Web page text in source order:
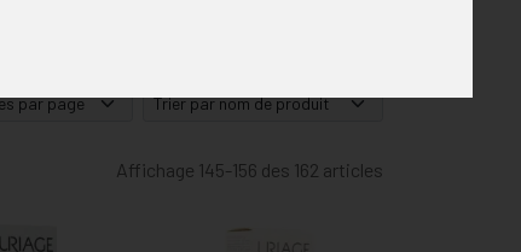
Affichage 145-156 des 162 articles